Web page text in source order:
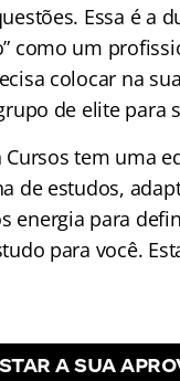
Essa é a
como um
colocar na
de elite para
Cursos tem uma
de estudos,
energia para
para você.
A SUA